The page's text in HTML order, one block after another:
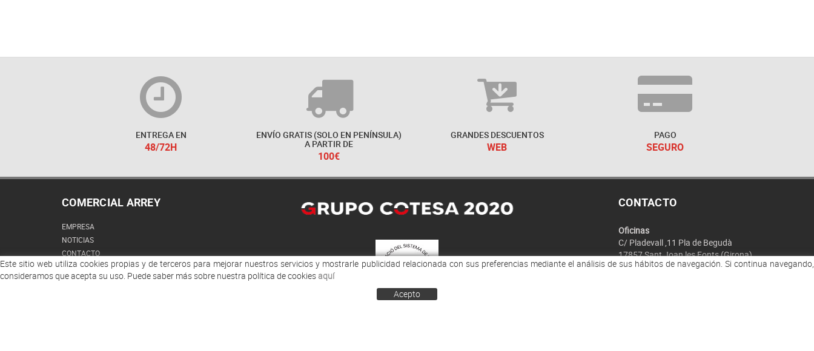
ENTREGA EN
48/72H
ENVÍO GRATIS (SOLO EN PENÍNSULA)
A PARTIR DE
100€
GRANDES DESCUENTOS
WEB
PAGO
SEGURO
COMERCIAL ARREY
EMPRESA
NOTICIAS
CONTACTO
CONDICIONES DE VENTA
DESCUENTOS
CONTACTO
Oficinas
C/ Pladevall ,11 Pla de Begudà
17857 Sant Joan les Fonts (Girona)
Este sitio web utiliza cookies propias y de terceros para mejorar nuestros servicios y mostrarle publicidad relacionada con sus preferencias mediante el análisis de sus hábitos de navegación. Si continua navegando,
consideramos que acepta su uso. Puede saber más sobre nuestra política de cookiesaquí
Acepto